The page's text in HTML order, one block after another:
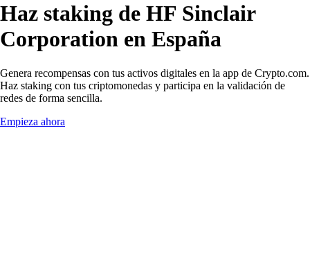
Haz staking de HF Sinclair
Corporation en España
Genera recompensas con tus activos digitales en la app de Crypto.com.
Haz staking con tus criptomonedas y participa en la validación de
redes de forma sencilla.
Empieza ahora